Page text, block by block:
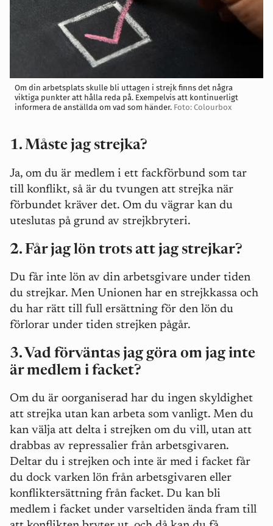
Om din arbetsplats skulle bli uttagen i strejk finns det några
viktiga punkter att hålla reda på. Exempelvis att kontinuerligt
informera de anställda om vad som händer. Foto: Colourbox
1. Måste jag strejka?
Ja, om du är medlem i ett fackförbund som tar
till konflikt, så är du tvungen att strejka när
förbundet kräver det. Om du vägrar kan du
uteslutas på grund av strejkbryteri.
2. Får jag lön trots att jag strejkar?
Du får inte lön av din arbetsgivare under tiden
du strejkar. Men Unionen har en strejkkassa och
du har rätt till full ersättning för den lön du
förlorar under tiden strejken pågår.
3. Vad förväntas jag göra om jag inte
är medlem i facket?
Om du är oorganiserad har du ingen skyldighet
att strejka utan kan arbeta som vanligt. Men du
kan välja att delta i strejken om du vill, utan att
drabbas av repressalier från arbetsgivaren.
Deltar du i strejken och inte är med i facket får
du dock varken lön från arbetsgivaren eller
konfliktersättning från facket. Du kan bli
medlem i facket under varseltiden ända fram till